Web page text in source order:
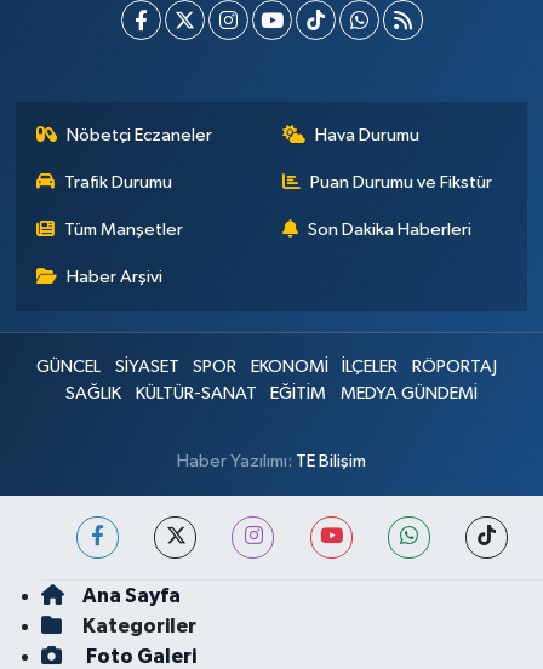
Nöbetçi Eczaneler Hava Durumu
Trafik Durumu Puan Durumu ve Fikstür
Tüm Manşetler Son Dakika Haberleri
Haber Arşivi
GÜNCEL SİYASET SPOR EKONOMİ İLÇELER
RÖPORTAJ
SAĞLIK
KÜLTÜR-SANAT EĞİTİM MEDYA GÜNDEMİ
Haber Yazılımı: TE Bilişim
Ana Sayfa
Kategoriler
Foto Galeri